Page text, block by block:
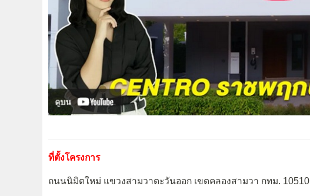
ที่ตั้งโครงการ
ถนนนิมิตใหม่ แขวงสามวาตะวันออก เขตคลองสามวา กทม. 10510